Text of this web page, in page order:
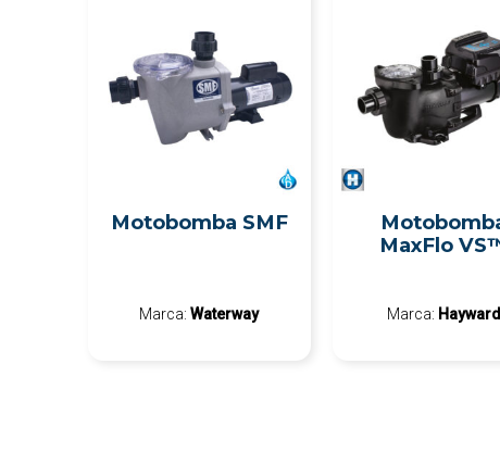
Motobomba SMF
Marca:Waterway
MaxFlo
Marca: Hayward